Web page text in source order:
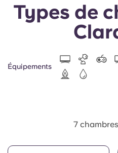
À propos
Plus
English (GB)
English (US)
Chinese
Types de
Équipements
7